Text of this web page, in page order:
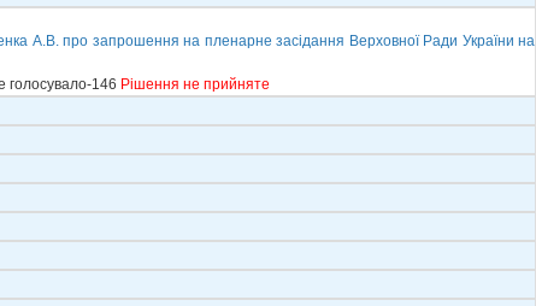
А.В. про запрошення на пленарне засідання Верховної Ради України на
146 Рішення не прийняте